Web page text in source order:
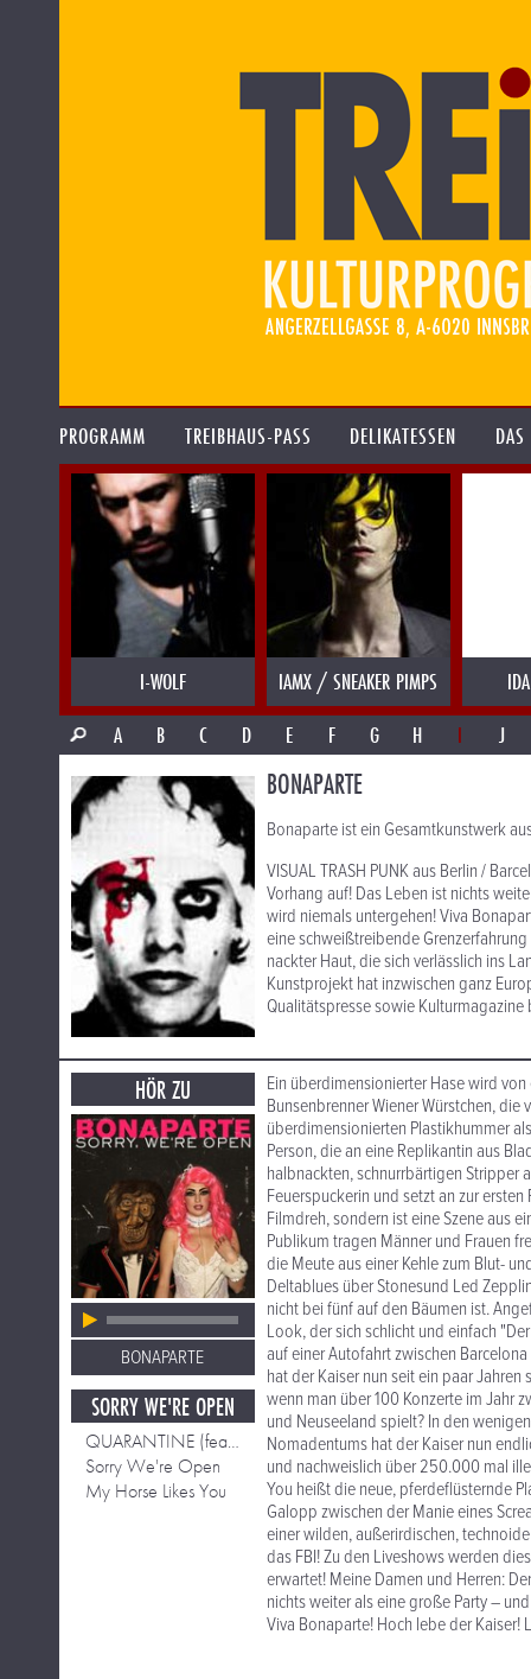
PROGRAMM TREIBHAUS-PASS DELIKATESSEN
I-WOLF IAMX / SNEAKER PIMPS
A
B C D E F G H I J
BONAPARTE
Bonaparte ist ein Gesamtkunstwerk
VISUAL TRASH PUNK aus Berlin /
Vorhang auf! Das Leben ist nichts
wird niemals untergehen! Viva
eine schweißtreibende
nackter Haut, die sich verlässlich ins
Kunstprojekt hat inzwischen ganz
Qualitätspresse sowie
HÖR ZU
BONAPARTE
SORRY WE'RE OPEN
QUARANTINE (feat. Housemeister)
Sorry We're Open
My Horse Likes You
Ein überdimensionierter Hase wird
Bunsenbrenner Wiener Würstchen,
überdimensionierten Plastikhummer
Person, die an eine Replikantin aus
halbnackten, schnurrbärtigen Stripper
Feuerspuckerin und setzt an zur
Filmdreh, sondern ist eine Szene aus
Publikum tragen Männer und Frauen
die Meute aus einer Kehle zum Blut-
Deltablues über Stonesund Led
nicht bei fünf auf den Bäumen ist.
Look, der sich schlicht und einfach
auf einer Autofahrt zwischen
hat der Kaiser nun seit ein paar
wenn man über 100 Konzerte im Jahr
und Neuseeland spielt? In den
Nomadentums hat der Kaiser nun
und nachweislich über 250.000 mal
You heißt die neue, pferdeflüsternde
Galopp zwischen der Manie eines
einer wilden, außerirdischen,
das FBI! Zu den Liveshows werden
erwartet! Meine Damen und Herren:
nichts weiter als eine große Party –
Viva Bonaparte! Hoch lebe der Kaiser!